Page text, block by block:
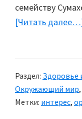
семейству
[Читать
Раздел: Здоровье
Окружающий мир,
Метки: интерес,